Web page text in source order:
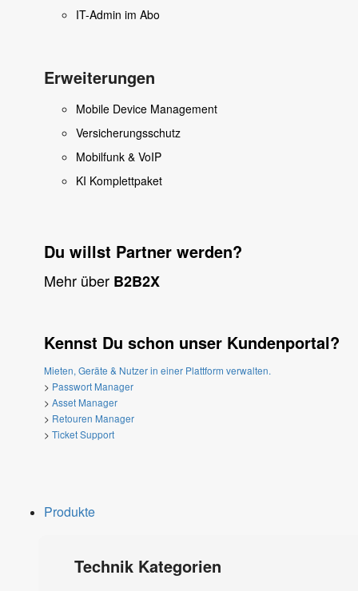
IT-Admin im Abo
Erweiterungen
Mobile Device Management
Versicherungsschutz
Mobilfunk & VoIP
KI Komplettpaket
Du willst Partner werden?
Mehr über B2B2X
Kennst Du schon unser Kundenportal?
Mieten, Geräte & Nutzer in einer Plattform verwalten.
> Passwort Manager
> Asset Manager
> Retouren Manager
> Ticket Support
Produkte
Technik Kategorien